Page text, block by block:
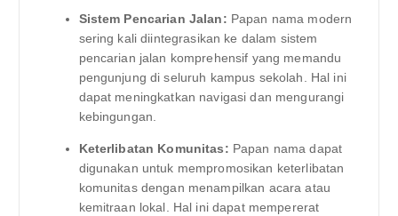
Sistem Pencarian Jalan: Papan nama modern
sering kali diintegrasikan ke dalam sistem
pencarian jalan komprehensif yang memandu
pengunjung di seluruh kampus sekolah. Hal ini
dapat meningkatkan navigasi dan mengurangi
kebingungan.
Keterlibatan Komunitas: Papan nama dapat
digunakan untuk mempromosikan keterlibatan
komunitas dengan menampilkan acara atau
kemitraan lokal. Hal ini dapat mempererat